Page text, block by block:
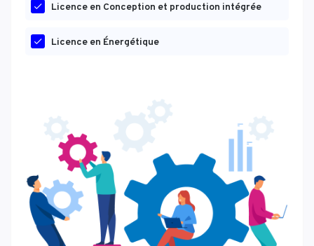
Licence en Conception et production intégrée
Licence en Énergétique